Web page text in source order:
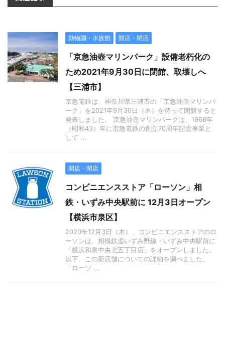
動物園・水族館 開店・閉店
「京急油壺マリンパーク」設備老朽化の
ため2021年9月30日に閉館、取壊しへ
【三浦市】
京急電鉄は、神奈川県三浦市の「京急油壺マリンパ
ーク」を2021年9月30日（木）を持って閉館すると
発表しました。 京急油壺マリンパークは、1968年
（昭和43）年に京急電鉄の創立70周年記念事業と
して ...
開店・閉店
コンビニエンスストア「ローソン」相
鉄・いずみ中央駅前に 12月3日オープン
【横浜市泉区】
2020年12月3日（木）、コンビニエンスストアのロ
ーソンは、相模鉄道いずみ野線・いずみ中央駅前に
「横浜和泉中央北五丁目店」をオープンしました。
以下、この新店舗についての詳細を調べました。
「ローソ ...